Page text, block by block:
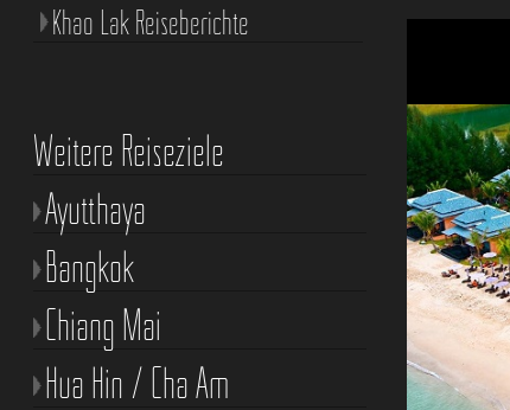
Khao Lak Reiseberichte
Weitere Reiseziele
Ayutthaya
Bangkok
Chiang Mai
Hua Hin / Cha Am